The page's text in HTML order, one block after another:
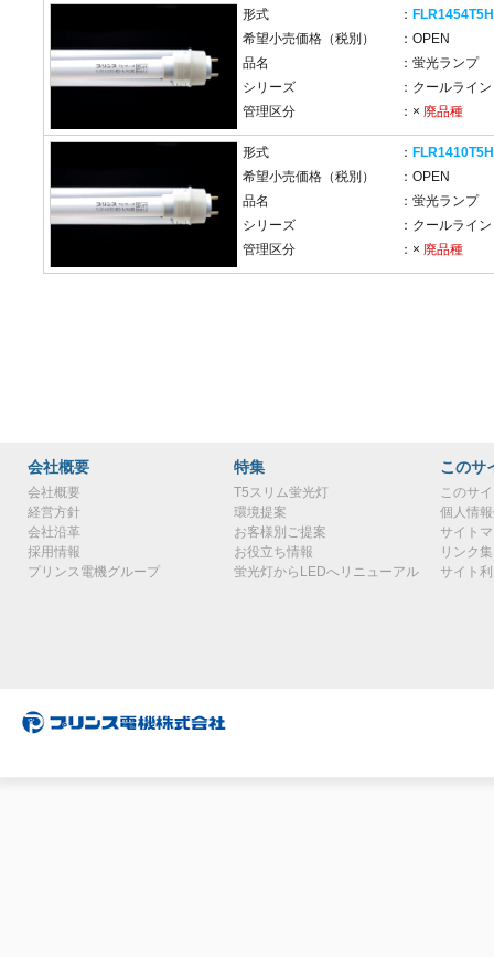
形式 ：
希望小売価格（税別）
：OPEN
品名
：蛍光ランプ
シリーズ
：クールライ
管理区分
：× 廃品種
形式 ：
希望小売価格（税別）
：OPEN
品名
：蛍光ランプ
シリーズ
：クールライ
管理区分
：× 廃品種
会社概要
会社概要
経営方針
会社沿革
採用情報
プリンス電機グループ
特集
T5スリム蛍光灯
環境提案
お客様別ご提案
お役立ち情報
蛍光灯からLEDへリニューアル
このサ
このサ
個人情
サイト
リンク集
サイト